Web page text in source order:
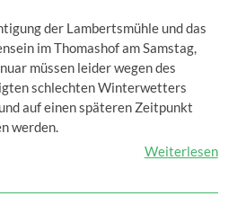
der Lambertsmühle und das
im Thomashof am Samstag,
müssen leider wegen des
schlechten Winterwetters
auf einen späteren Zeitpunkt
werden.
Weiterlesen